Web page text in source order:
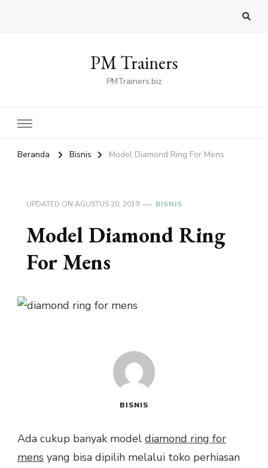
PM Trainers
PMTrainers.biz
Beranda Bisnis Model Diamond Ring For Mens
UPDATED ON AGUSTUS 20, 2019 BISNIS
Model Diamond Ring
For Mens
BISNIS
Ada cukup banyak model diamond ring for
mens yang bisa dipilih melalui toko perhiasan